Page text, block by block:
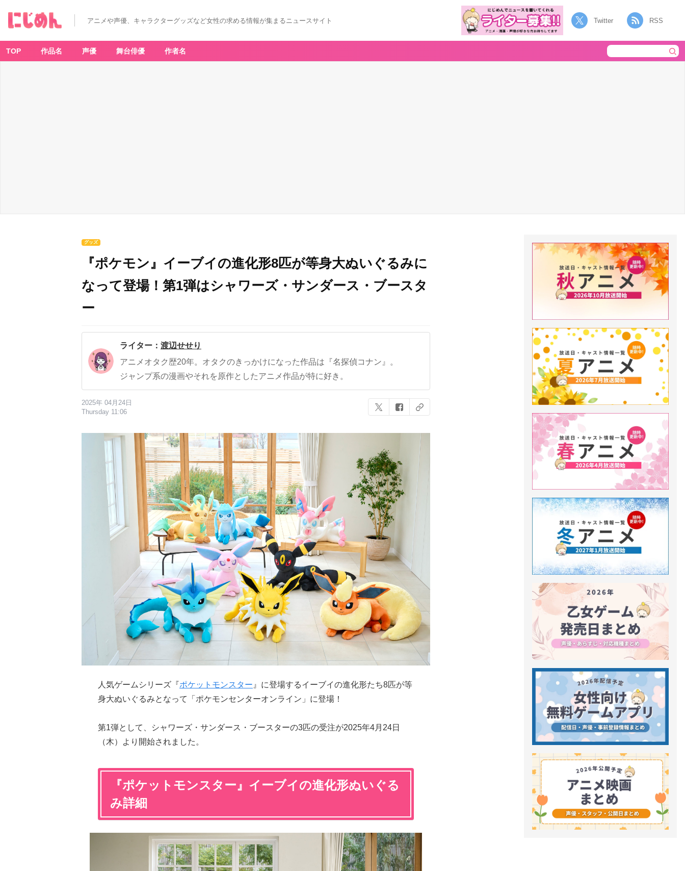
アニメや声優、キャラクターグッズなど女性の求める情報が集まるニュースサイト Twitter RSS
TOP 作品名 声優 舞台俳優 作者名
グッズ
『ポケモン』イーブイの進化形8匹が等身大ぬいぐるみに
なって登場！第1弾はシャワーズ・サンダース・ブースタ
ー
ライター： 渡辺せせり
アニメオタク歴20年。オタクのきっかけになった作品は『名探偵コナン』。
ジャンプ系の漫画やそれを原作としたアニメ作品が特に好き。
2025年 04月24日
Thursday 11:06
人気ゲームシリーズ『ポケットモンスター 』に登場するイーブイの進化形たち8匹が等
身大ぬいぐるみとなって「ポケモンセンターオンライン」に登場！
第1弾として、シャワーズ・サンダース・ブースターの3匹の受注が2025年4月24日
（木）より開始されました。
『ポケットモンスター』イーブイの進化形ぬいぐる
み詳細